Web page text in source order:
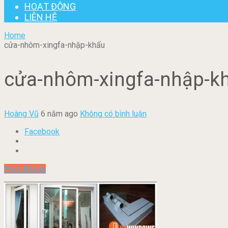
HOẠT ĐỘNG
LIÊN HỆ
Home
cửa-nhôm-xingfa-nhập-khẩu
cửa-nhôm-xingfa-nhập-
Hoàng Vũ 6 năm ago Không có bình luận
Facebook
Prev Article